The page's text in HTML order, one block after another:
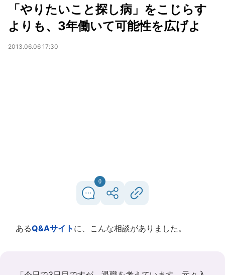
「やりたいこと探し病」をこじらす
よりも、3年働いて可能性を広げよ
2013.06.06 17:30
0
あるQ&Aサイト に、こんな相談がありました。